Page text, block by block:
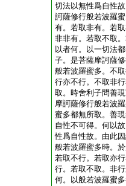
切法以無性爲自性
訶薩修行般若波羅
有。若取非有。若
非非有。若取不取
以者何。以一切法
子。是菩薩摩訶薩
般若波羅蜜多。不
行亦不行。不取非
取。時舍利子問善
摩訶薩修行般若波
蜜多都無所取。善
自性不可得。何以
性爲自性故。由此
般若波羅蜜多時。
若取不行。若取亦
行。若取不取。非
何。以般若波羅蜜